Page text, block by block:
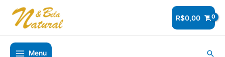
para
conteúdo
R$0,00
Menu